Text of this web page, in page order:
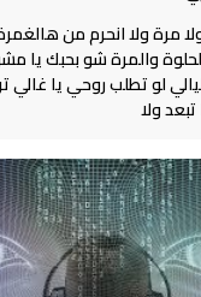
مرة ولا انحرم من
والمرة شو بحبك يا
لو تطلب روحي يا غالي
ولا